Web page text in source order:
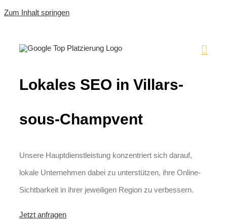
Zum Inhalt springen
Lokales SEO in Villars-
sous-Champvent
Unsere Hauptdienstleistung konzentriert sich darauf,
lokale Unternehmen dabei zu unterstützen, ihre Online-
Sichtbarkeit in ihrer jeweiligen Region zu verbessern.
Jetzt anfragen